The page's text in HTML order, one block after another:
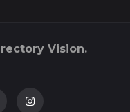
Vision.